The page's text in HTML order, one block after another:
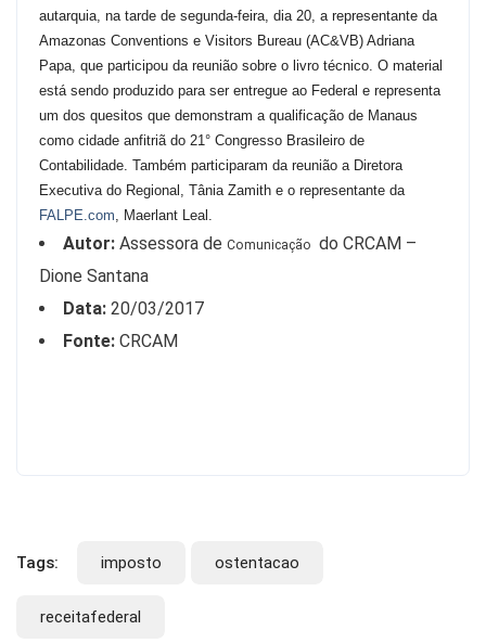
autarquia, na tarde de segunda-feira, dia 20, a representante da
Amazonas Conventions e Visitors Bureau (AC&VB) Adriana
Papa, que participou da reunião sobre o livro técnico. O material
está sendo produzido para ser entregue ao Federal e representa
um dos quesitos que demonstram a qualificação de Manaus
como cidade anfitriã do 21° Congresso Brasileiro de
Contabilidade. Também participaram da reunião a Diretora
Executiva do Regional, Tânia Zamith e o representante da
FALPE.com, Maerlant Leal.
Autor: Assessora de Comunicação do CRCAM –
Dione Santana
Data: 20/03/2017
Fonte: CRCAM
Tags: imposto ostentacao
receitafederal